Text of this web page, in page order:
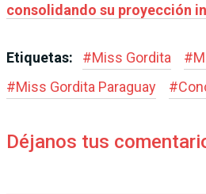
consolidando su proyección
Etiquetas: #Miss Gordita #
#Miss Gordita Paraguay #
Déjanos tus